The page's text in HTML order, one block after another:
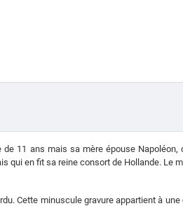
11 ans mais sa mère épouse Napoléon,
qui en fit sa reine consort de Hollande. Le
Cette minuscule gravure appartient à